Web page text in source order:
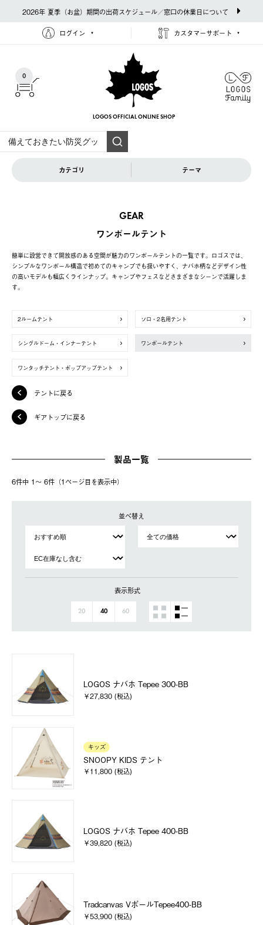
2026年 夏季（お盆）期間の出荷スケジュール／窓口の休業日について
ログイン カスタマーサポート
0
LOGOS OFFICIAL ONLINE SHOP
カテゴリ テーマ
GEAR
ワンポールテント
簡単に設営できて開放感のある空間が魅力のワンポールテントの一覧です。ロゴスでは、
シンプルなワンポール構造で初めてのキャンプでも扱いやすく、ナバホ柄などデザイン性
の高いモデルも幅広くラインナップ。キャンプやフェスなどさまざまなシーンで活躍しま
す。
2ルームテント ソロ・2名用テント
シングルドーム・インナーテント ワンポールテント
ワンタッチテント・ポップアップテント
テントに戻る
ギアトップに戻る
製品一覧
6件中 1〜 6件（1ページ⽬を表⽰中）
並べ替え
表示形式
20 40 60
LOGOS ナバホ Tepee 300-BB
￥27,830 (税込)
キッズ
SNOOPY KIDS テント
￥11,800 (税込)
LOGOS ナバホ Tepee 400-BB
￥39,820 (税込)
Tradcanvas VポールTepee400-BB
￥53,900 (税込)